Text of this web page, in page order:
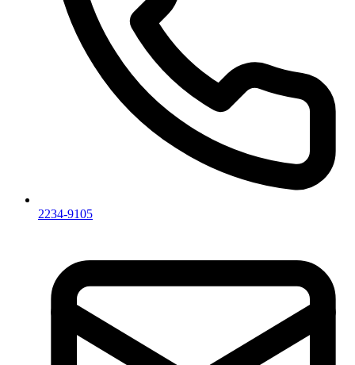
2234-9105